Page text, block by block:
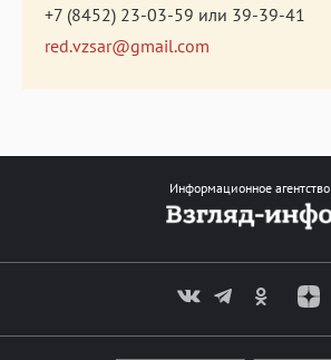
+7 (8452) 23-03-59 или 39-39-41
red.vzsar@gmail.com
Информационное агентство